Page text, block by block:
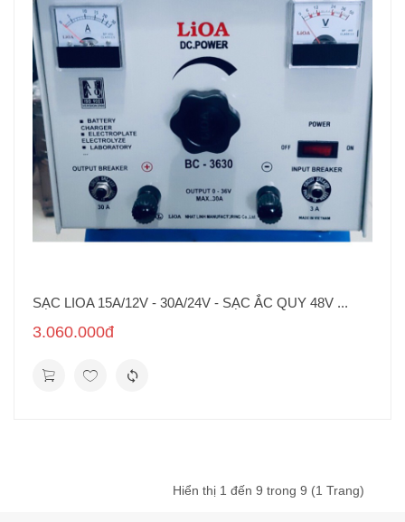
SẠC LIOA 15A/12V - 30A/24V - SẠC ẮC QUY 48V ...
3.060.000đ
Hiển thị 1 đến 9 trong 9 (1 Trang)